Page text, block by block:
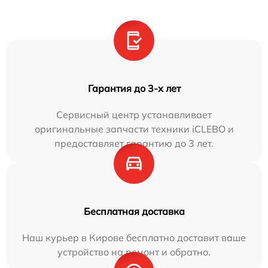
Гарантия до 3-х лет
Сервисный центр устанавливает
оригинальные запчасти техники iCLEBO и
предоставляет гарантию до 3 лет.
Бесплатная доставка
Наш курьер в Кирове бесплатно доставит ваше
устройство на ремонт и обратно.